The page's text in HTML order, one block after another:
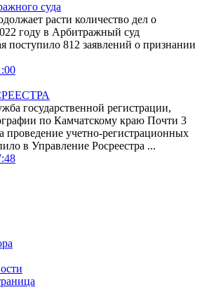
суда
расти количество дел о
году в Арбитражный суд
поступило 812 заявлений о признании
государственной регистрации,
по Камчатскому краю Почти 3
проведение учетно-регистрационных
в Управление Росреестра ...